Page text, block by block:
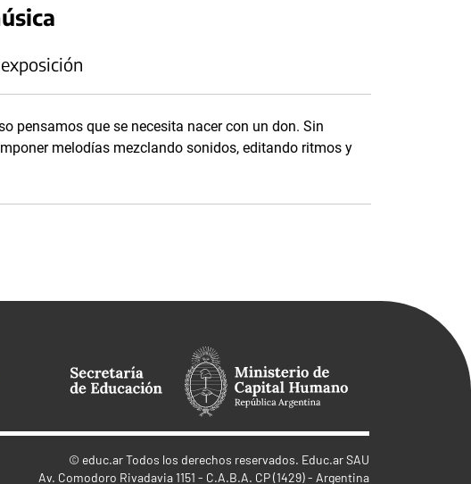
pensamos que se necesita nacer con un don. Sin
melodías mezclando sonidos, editando ritmos y
© educ.arTodos los derechos reservados. Educ.ar SAU
Av. Comodoro Rivadavia 1151 - C.A.B.A. CP (1429) - Argentina